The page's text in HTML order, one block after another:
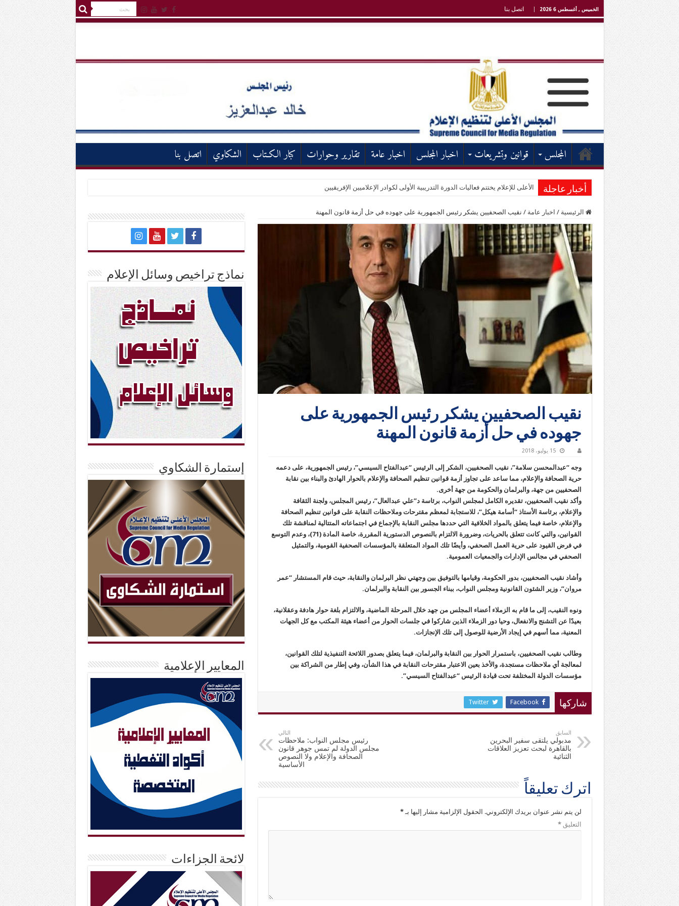
الخميس , أغسطس 6 2026 اتصل بنا
المجلس قوانين وتشريعات اخبار المجلس اخبار عامة تقارير وحوارات كبار الكـتاب الشكاوي اتصل بنا
أخبار عاجلة الأعلى للإعلام يختتم فعاليات الدورة التدريبية الأولى لكوادر الإعلاميين الإفريقيين
الرئيسية / اخبار عامة / نقيب الصحفيين يشكر رئيس الجمهورية على جهوده في حل أزمة قانون المهنة
نقيب الصحفيين يشكر رئيس الجمهورية على
جهوده في حل أزمة قانون المهنة
15 يوليو، 2018
وجه “عبدالمحسن سلامة”، نقيب الصحفيين، الشكر إلى الرئيس “عبدالفتاح السيسي”، رئيس الجمهورية، على دعمه
حرية الصحافة والإعلام، مما ساعد على تجاوز أزمة قوانين تنظيم الصحافة والإعلام بالحوار الهادئ والبناء بين نقابة
الصحفيين من جهة، والبرلمان والحكومة من جهة أخرى.
وأكد نقيب الصحفيين، تقديره الكامل لمجلس النواب، برئاسة د”علي عبدالعال”، رئيس المجلس، ولجنة الثقافة
والإعلام، برئاسة الأستاذ “أسامة هيكل”، للاستجابة لمعظم مقترحات وملاحظات النقابة على قوانين تنظيم الصحافة
والإعلام، خاصة فيما يتعلق بالمواد الخلافية التي حددها مجلس النقابة بالإجماع في اجتماعاته المتتالية لمناقشة تلك
القوانين، والتي كانت تتعلق بالحريات، وضرورة الالتزام بالنصوص الدستورية المقررة، خاصة المادة (71)، وعدم التوسع
في فرض القيود على حرية العمل الصحفي، وأيضًا تلك المواد المتعلقة بالمؤسسات الصحفية القومية، والتمثيل
الصحفي في مجالس الإدارات والجمعيات العمومية.
وأشاد نقيب الصحفيين، بدور الحكومة، وقيامها بالتوفيق بين وجهتي نظر البرلمان والنقابة، حيث قام المستشار “عمر
مروان”، وزير الشئون القانونية ومجلس النواب، ببناء الجسور بين النقابة والبرلمان.
ونوه النقيب، إلى ما قام به الزملاء أعضاء المجلس من جهد خلال المرحلة الماضية، والالتزام بلغة حوار هادفة وعقلانية،
بعيدًا عن التشنج والانفعال، وحيا دور الزملاء الذين شاركوا في جلسات الحوار من أعضاء هيئة المكتب مع كل الجهات
المعنية، مما أسهم في إيجاد الأرضية للوصول إلى تلك الإنجازات.
وطالب نقيب الصحفيين، باستمرار الحوار بين النقابة والبرلمان، فيما يتعلق بصدور اللائحة التنفيذية لتلك القوانين،
لمعالجة أي ملاحظات مستجدة، والأخذ بعين الاعتبار مقترحات النقابة في هذا الشأن، وفي إطار من الشراكة بين
مؤسسات الدولة المختلفة تحت قيادة الرئيس “عبدالفتاح السيسي”.
شاركها Facebook
Twitter
السابق
مدبولي يلتقى سفير البحرين
بالقاهرة لبحث تعزيز العلاقات
الثنائية
التالي
رئيس مجلس النواب: ملاحظات
مجلس الدولة لم تمس جوهر قانون
الصحافة والإعلام ولا النصوص
الأساسية
اترك تعليقاً
لن يتم نشر عنوان بريدك الإلكتروني. الحقول الإلزامية مشار إليها بـ*
التعليق*
نماذج تراخيص وسائل الإعلام
إستمارة الشكاوي
المعايير الإعلامية
لائحة الجزاءات